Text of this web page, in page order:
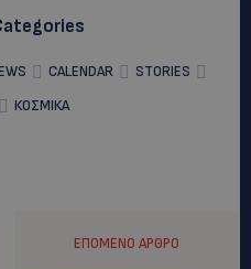
CALENDAR
STORIES
ΚΟΣΜΙΚΑ
ΕΠΌΜΕΝΟ ΆΡΘΡΟ